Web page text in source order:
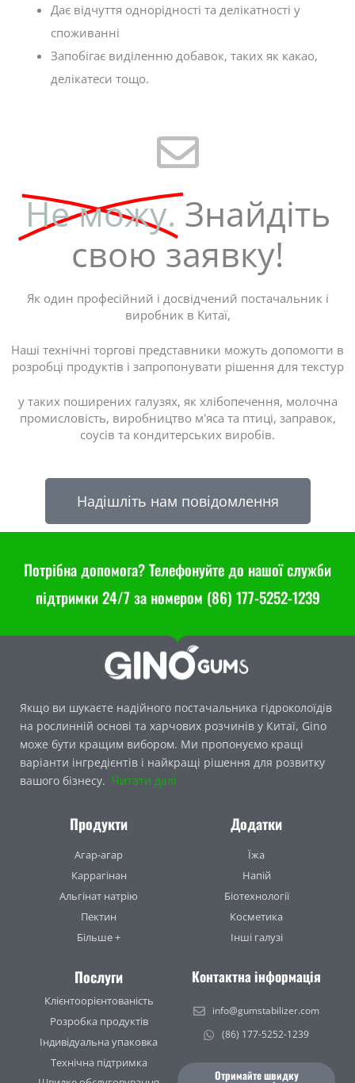
Дає відчуття однорідності та делікатності у
споживанні
Запобігає виділенню добавок, таких як какао,
делікатеси тощо.
Не можу. Знайдіть
свою заявку!
Як один професійний і досвідчений постачальник і
виробник в Китаї,
Наші технічні торгові представники можуть допомогти в
розробці продуктів і запропонувати рішення для текстур
у таких поширених галузях, як хлібопечення, молочна
промисловість, виробництво м'яса та птиці, заправок,
соусів та кондитерських виробів.
Надішліть нам повідомлення
Потрібна допомога? Телефонуйте до нашої служби
підтримки 24/7 за номером (86) 177-5252-1239
Якщо ви шукаєте надійного постачальника гідроколоїдів
на рослинній основі та харчових розчинів у Китаї, Gino
може бути кращим вибором. Ми пропонуємо кращі
варіанти інгредієнтів і найкращі рішення для розвитку
вашого бізнесу. Читати далі
Продукти
Агар-агар
Каррагінан
Альгінат натрію
Пектин
Більше +
Додатки
Їжа
Напій
Біотехнології
Косметика
Інші галузі
Послуги
Клієнтоорієнтованість
Розробка продуктів
Індивідуальна упаковка
Технічна підтримка
Контактна інформація
info@gumstabilizer.com
(86) 177-5252-1239
Отримайте швидку